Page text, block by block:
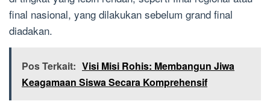
final nasional, yang dilakukan sebelum grand final
diadakan.
Pos Terkait: Visi Misi Rohis: Membangun Jiwa
Keagamaan Siswa Secara Komprehensif